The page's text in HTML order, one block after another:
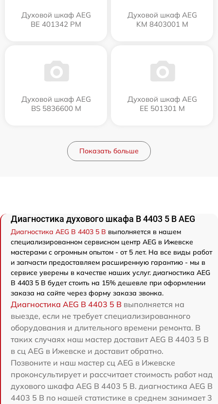
Духовой шкаф AEG
BE 401342 PM
Духовой шкаф AEG
KM 8403001 M
Духовой шкаф AEG
BS 5836600 M
Духовой шкаф AEG
EE 501301 M
Показать больше
Диагностика духового шкафа B 4403 5 B AEG
Диагностика AEG B 4403 5 B выполняется в нашем
специализированном сервисном центр AEG в Ижевске
мастерами с огромным опытом - от 5 лет. На все виды работ
и запчасти предоставляем расширенную гарантию - мы в
сервисе уверены в качестве наших услуг. диагностика AEG
B 4403 5 B будет стоить на 15% дешевле при оформлении
заказа на сайте через форму заказа звонка.
Диагностика AEG B 4403 5 B выполняется на
выезде, если не требует специализированного
оборудования и длительного времени ремонта. В
таких случаях наш мастер доставит AEG B 4403 5 B
в сц AEG в Ижевске и доставит обратно.
Позвоните и наш мастер сц AEG в Ижевске
проконсультирует и рассчитает стоимость работ над
духового шкафа AEG B 4403 5 B. диагностика AEG B
4403 5 B по нашей статистике в среднем занимает 3